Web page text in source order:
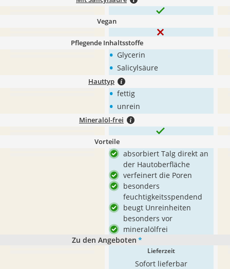
Vegan
Pflegende Inhaltsstoffe
• Glycerin
• Salicylsäure
Hauttyp
• fettig
• unrein
Mineralöl-frei
Vorteile
absorbiert Talg direkt an
der Hautoberfläche
verfeinert die Poren
besonders
feuchtigkeitsspendend
beugt Unreinheiten
besonders vor
mineralölfrei
Zu den Angeboten *
Lieferzeit
Sofort lieferbar